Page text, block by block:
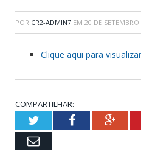
POR CR2-ADMIN7 EM 20 DE SETEMBRO
Clique aqui para visualizar
COMPARTILHAR:
TwitterFacebook
Email